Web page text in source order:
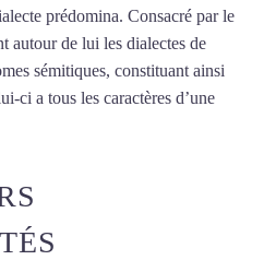
prédomina. Consacré par le
autour de lui les dialectes de
sémitiques, constituant ainsi
ci a tous les caractères d’une